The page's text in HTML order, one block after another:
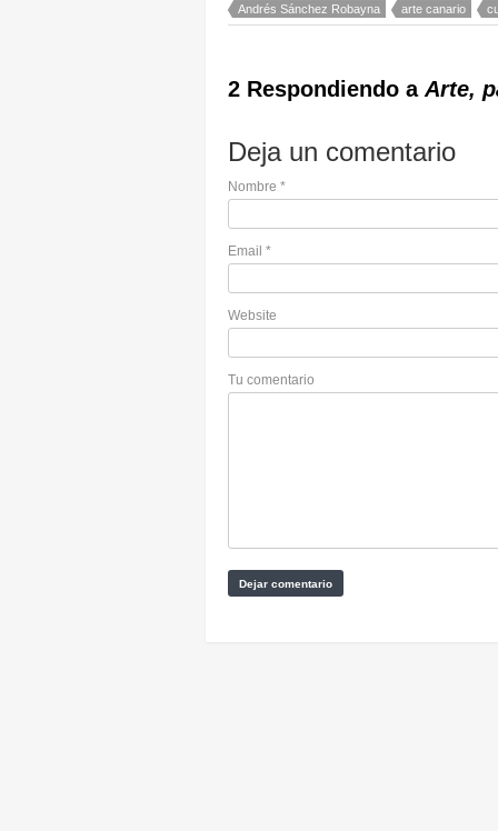
Andrés Sánchez Robayna
arte canario
2 Respondiendo a Arte,
Deja un comentario
Nombre *
Email *
Website
Tu comentario